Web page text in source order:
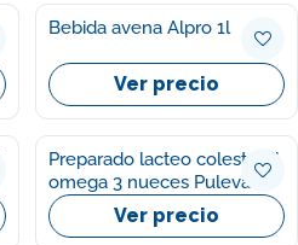
Bebida avena Alpro 1l
Ver precio
Preparado lacteo colesterol
omega 3 nueces Puleva 1l
Ver precio